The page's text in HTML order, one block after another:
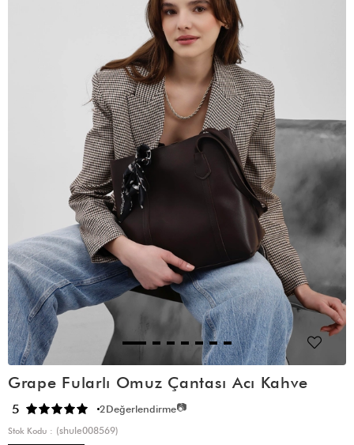
Grape Fularlı Omuz Çantası Acı Kahve
5 2Değerlendirme📷
Stok Kodu
(shule008569)